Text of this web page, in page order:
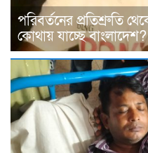
পরিবর্তনের প্রতিশ্রুতি
কোথায় যাচ্ছে বাংলাদেশ?